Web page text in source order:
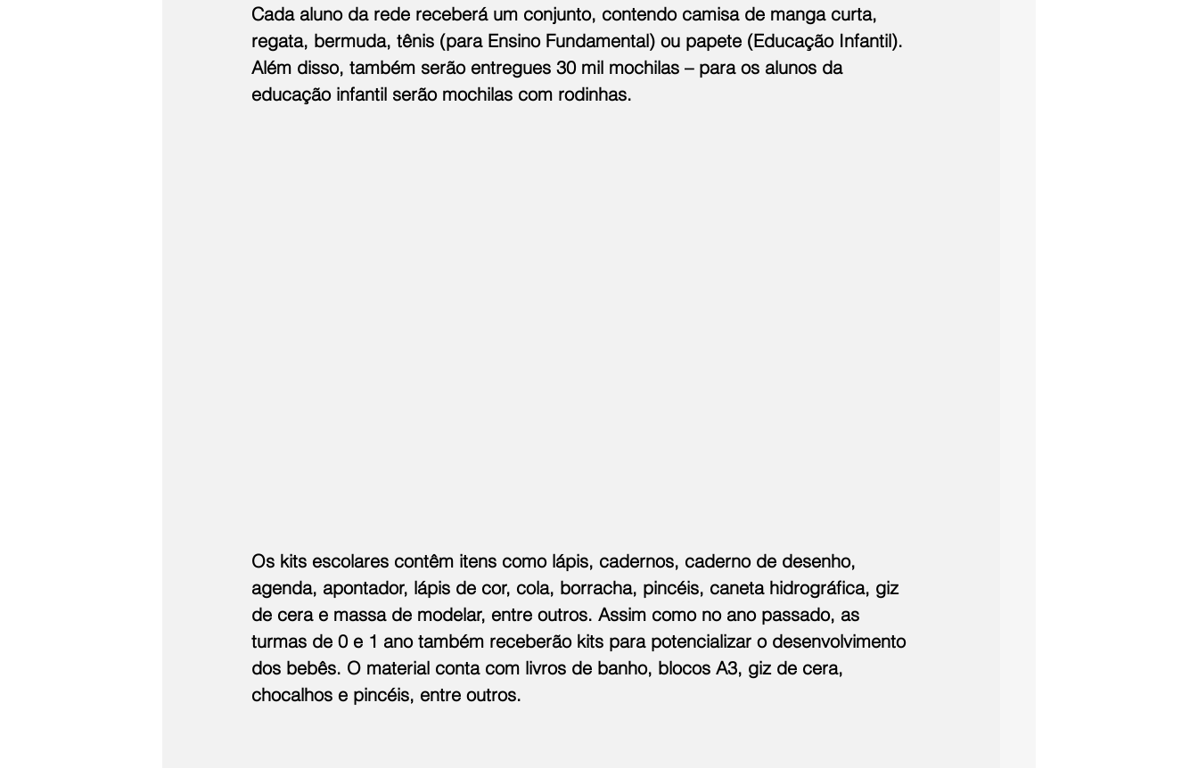
Cada aluno da rede receberá um conjunto, contendo camisa de manga curta,
regata, bermuda, tênis (para Ensino Fundamental) ou papete (Educação Infantil).
Além disso, também serão entregues 30 mil mochilas – para os alunos da
educação infantil serão mochilas com rodinhas.
Os kits escolares contêm itens como lápis, cadernos, caderno de desenho,
agenda, apontador, lápis de cor, cola, borracha, pincéis, caneta hidrográfica, giz
de cera e massa de modelar, entre outros. Assim como no ano passado, as
turmas de 0 e 1 ano também receberão kits para potencializar o desenvolvimento
dos bebês. O material conta com livros de banho, blocos A3, giz de cera,
chocalhos e pincéis, entre outros.